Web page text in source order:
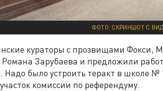
ФОТО: СКРИНШОТ С
кураторы с прозвищами Фокси,
Зарубаева и предложили
было устроить теракт в школе №
комиссии по референдуму.